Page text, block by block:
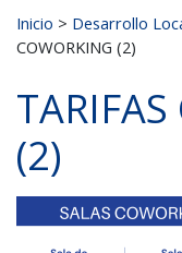
Buscar:
Inicio > Desarrollo
COWORKING (2)
(2)